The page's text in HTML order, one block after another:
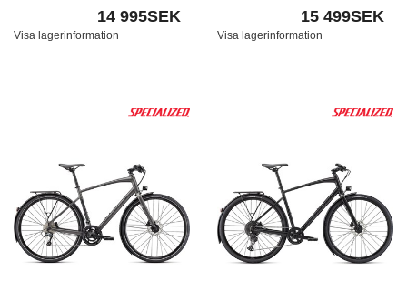
14 995SEK
Visa lagerinformation
15 499SEK
Visa lagerinformation